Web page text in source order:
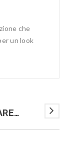
che
un look